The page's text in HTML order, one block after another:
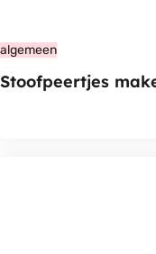
algemeen
Stoofpeertjes